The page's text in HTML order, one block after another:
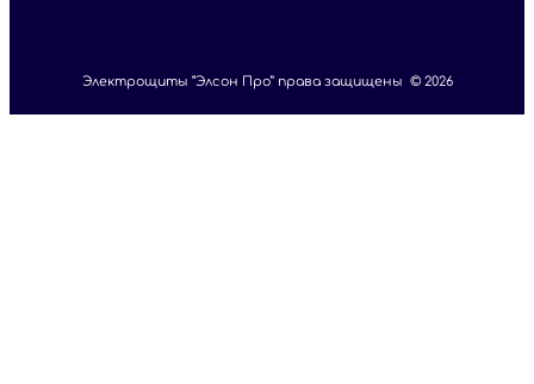
Электрощиты “Элсон Про” права защищены © 2026